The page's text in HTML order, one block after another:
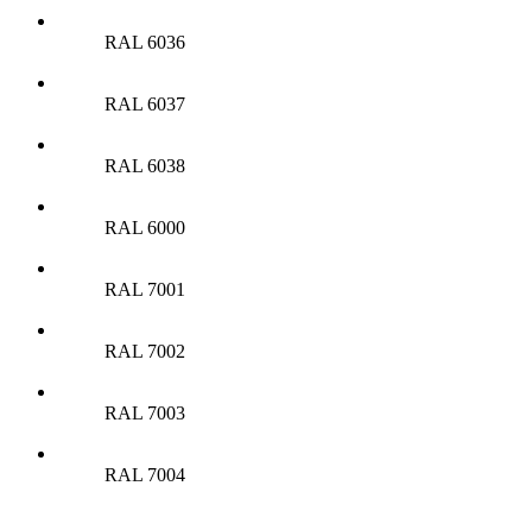
RAL 6036
RAL 6037
RAL 6038
RAL 6000
RAL 7001
RAL 7002
RAL 7003
RAL 7004